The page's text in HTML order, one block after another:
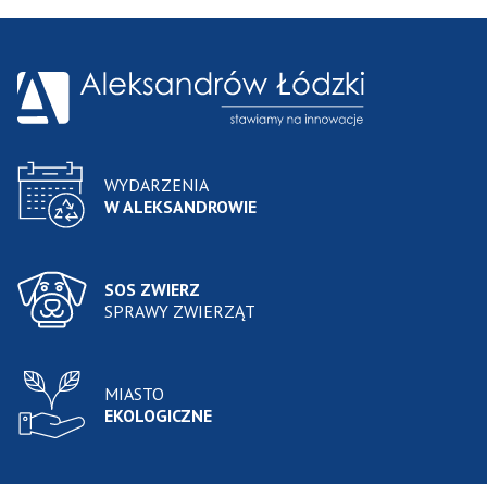
WYDARZENIA
W ALEKSANDROWIE
SOS ZWIERZ
SPRAWY ZWIERZĄT
MIASTO
EKOLOGICZNE